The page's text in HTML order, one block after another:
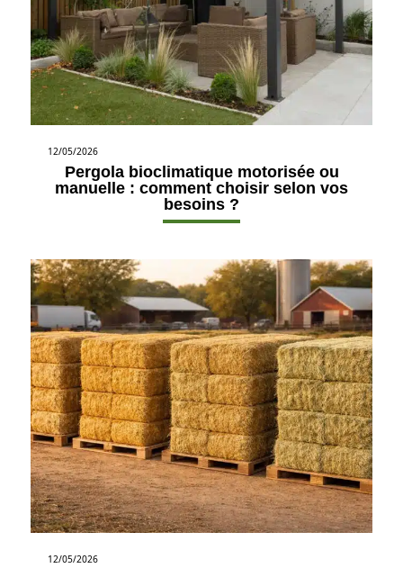
12/05/2026
Pergola bioclimatique motorisée ou
manuelle : comment choisir selon vos
besoins ?
12/05/2026